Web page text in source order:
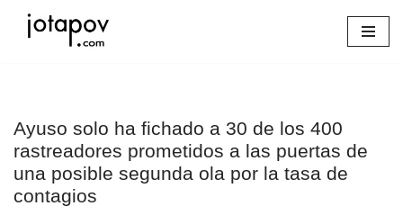
Ayuso solo ha fichado a 30 de los 400
rastreadores prometidos a las puertas de
una posible segunda ola por la tasa de
contagios